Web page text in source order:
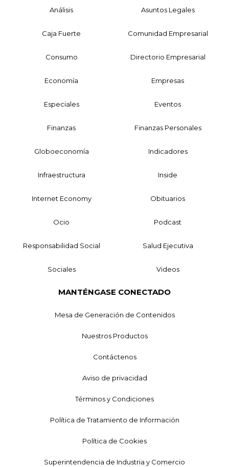
Análisis Asuntos Legales
Caja Fuerte Comunidad Empresarial
Consumo Directorio Empresarial
Economía Empresas
Especiales Eventos
Finanzas Finanzas Personales
Globoeconomía Indicadores
Infraestructura Inside
Internet Economy Obituarios
Ocio Podcast
Responsabilidad Social Salud Ejecutiva
Sociales Videos
MANTÉNGASE CONECTADO
Mesa de Generación de Contenidos
Nuestros Productos
Contáctenos
Aviso de privacidad
Términos y Condiciones
Política de Tratamiento de Información
Política de Cookies
Superintendencia de Industria y Comercio